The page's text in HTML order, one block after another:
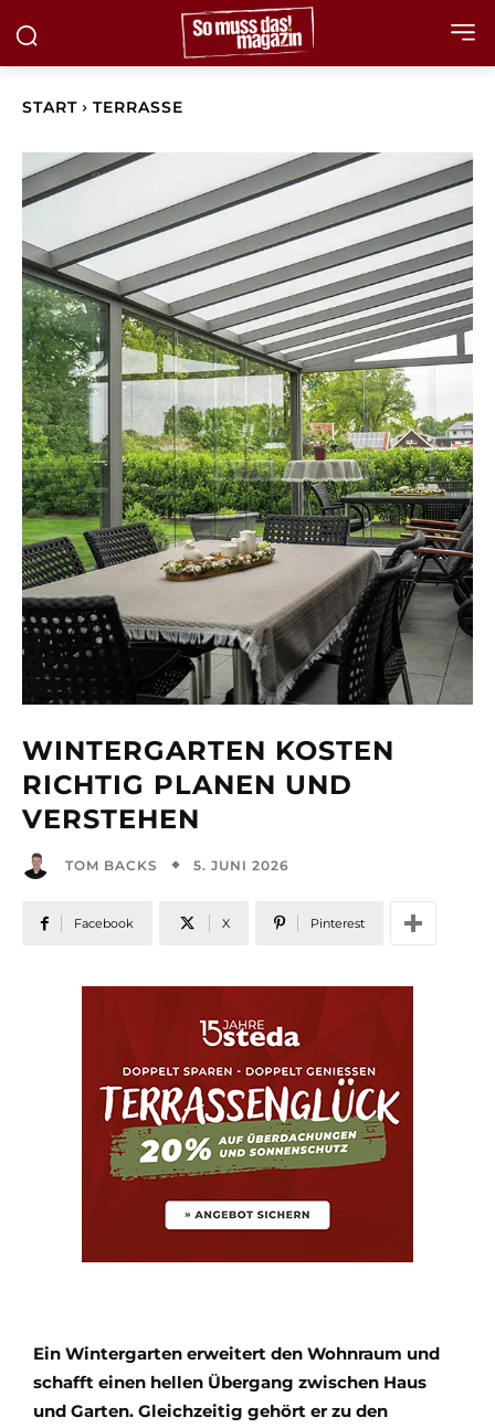
START TERRASSE
WINTERGARTEN KOSTEN
RICHTIG PLANEN UND
VERSTEHEN
TOM BACKS 5. JUNI 2026
Facebook X Pinterest
Ein Wintergarten erweitert den Wohnraum und
schafft einen hellen Übergang zwischen Haus
und Garten. Gleichzeitig gehört er zu den